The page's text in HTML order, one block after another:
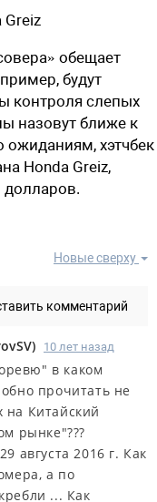
Greiz
обещает
будут
контроля слепых
назовут ближе к
ожиданиям, хэтчбек
Honda Greiz,
Новые сверху
комментарий
) 10 лет назад
в каком
прочитать не
на Китайский
рынке"???
августа 2016 г. Как
а по
... Как